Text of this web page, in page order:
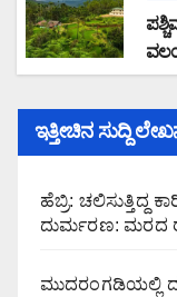
ಇತ್ತೀಚಿನ ಸುದ್ದಿ
ಹೆಬ್ರಿ: ಚಲಿಸುತ್ತಿದ್ದ
ದುರ್ಮರಣ: ಮರದ
ಮುದರಂಗಡಿಯಲ್ಲಿ